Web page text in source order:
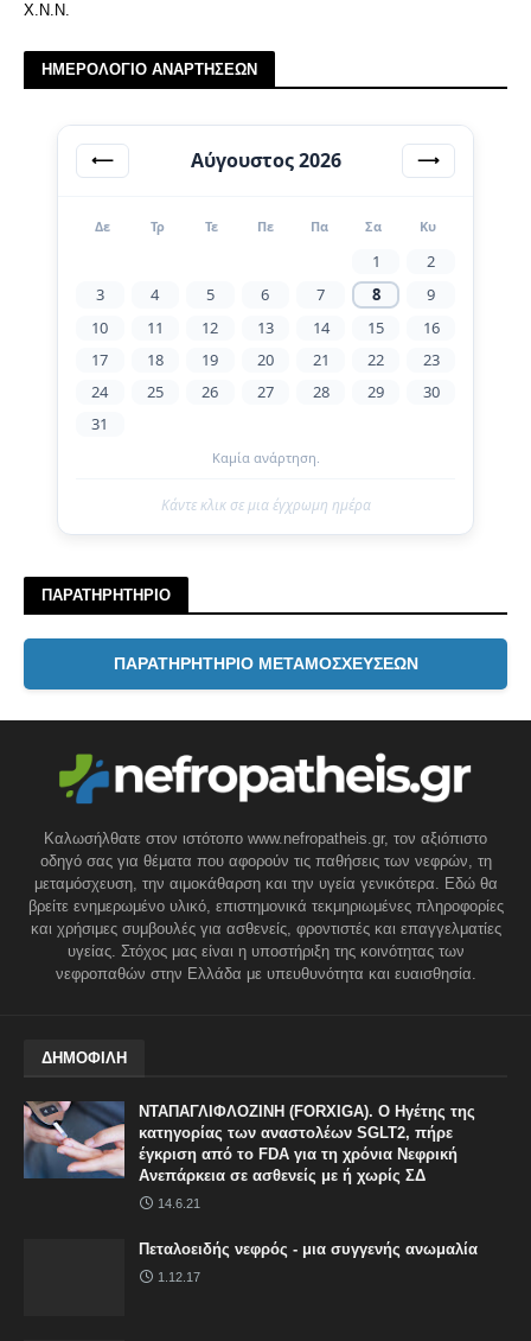
Χ.Ν.Ν.
ΗΜΕΡΟΛΟΓΙΟ ΑΝΑΡΤΗΣΕΩΝ
⟵ Αύγουστος 2026 ⟶
Δε Τρ Τε Πε Πα Σα Κυ
1
2
3
4 5 6 7 8
9
10
11 12 13 14 15
16
17
18 19 20 21 22
23
24
25 26 27 28 29
30
31
Καμία ανάρτηση.
Κάντε κλικ σε μια έγχρωμη ημέρα
ΠΑΡΑΤΗΡΗΤΗΡΙΟ
ΠΑΡΑΤΗΡΗΤΗΡΙΟ ΜΕΤΑΜΟΣΧΕΥΣΕΩΝ
Καλωσήλθατε στον ιστότοπο www.nefropatheis.gr, τον αξιόπιστο
οδηγό σας για θέματα που αφορούν τις παθήσεις των νεφρών, τη
μεταμόσχευση, την αιμοκάθαρση και την υγεία γενικότερα. Εδώ θα
βρείτε ενημερωμένο υλικό, επιστημονικά τεκμηριωμένες πληροφορίες
και χρήσιμες συμβουλές για ασθενείς, φροντιστές και επαγγελματίες
υγείας. Στόχος μας είναι η υποστήριξη της κοινότητας των
νεφροπαθών στην Ελλάδα με υπευθυνότητα και ευαισθησία.
ΔΗΜΟΦΙΛΗ
ΝΤΑΠΑΓΛΙΦΛΟΖΙΝΗ (FORXIGA). Ο Ηγέτης της
κατηγορίας των αναστολέων SGLT2, πήρε
έγκριση από το FDA για τη χρόνια Νεφρική
Ανεπάρκεια σε ασθενείς με ή χωρίς ΣΔ
14.6.21
Πεταλοειδής νεφρός - μια συγγενής ανωμαλία
1.12.17